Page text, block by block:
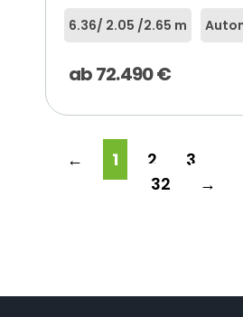
6.36/ 2.05 /2.65 m
ab72.490€
← 1 2 3
32 →